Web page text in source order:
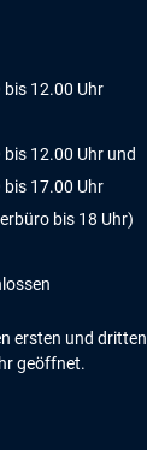
bis 12.00 Uhr
bis 12.00 Uhr und
bis 17.00 Uhr
bis 18 Uhr)
ersten und dritten
geöffnet.